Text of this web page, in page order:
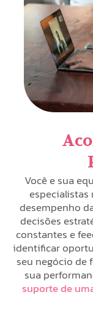
Você e sua
desempenho
decisões
constantes e
identificar
seu negócio de
sua
suporte de